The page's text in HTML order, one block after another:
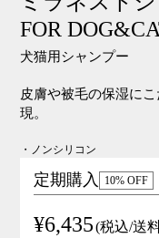
FOR
犬猫用シャンプー
皮膚や被毛の保湿に
現。
・ノンシリコン
定期購入 10% OFF
¥6,435 (税込/送